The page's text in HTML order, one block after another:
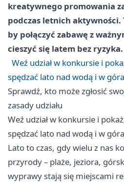
kreatywnego promowania
podczas letnich aktywności.
by połączyć zabawę z
cieszyć się latem bez ryzyka.
Weź udział w konkursie i
spędzać lato nad wodą i w
Sprawdź, kto może zgłosić
zasady udziału
Weź udział w konkursie i
spędzać lato nad wodą i w
Lato to czas, gdy wielu z nas
przyrody – plaże, jeziora,
wyprawy stają się miejscami